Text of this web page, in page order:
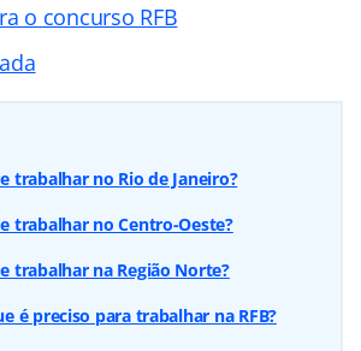
o concurso RFB
trabalhar no Rio de Janeiro?
trabalhar no Centro-Oeste?
trabalhar na Região Norte?
é preciso para trabalhar na RFB?